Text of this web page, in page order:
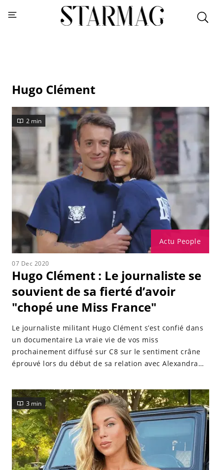
Hugo Clément
Actu People
2 min
07 Dec 2020
Hugo Clément : Le journaliste se
souvient de sa fierté d’avoir
"chopé une Miss France"
Le journaliste militant Hugo Clément s’est confié dans
un documentaire La vraie vie de vos miss
prochainement diffusé sur C8 sur le sentiment crâne
éprouvé lors du début de sa relation avec Alexandra
3 min